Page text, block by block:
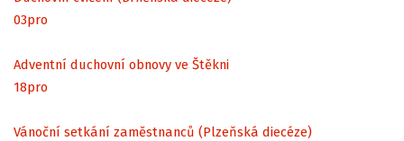
03pro
Adventní duchovní obnovy ve Štěkni
18pro
Vánoční setkání zaměstnanců (Plzeňská diecéze)